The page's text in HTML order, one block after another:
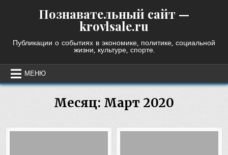
Познавательный сайт —
krovlsale.ru
Публикации о событиях в экономике, политике, социальной
жизни, культуре, спорте.
МЕНЮ
Месяц: Март 2020